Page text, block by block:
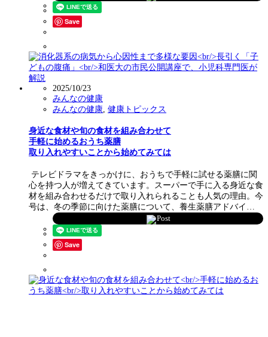
Save
2025/10/23
みんなの健康
みんなの健康 健康トピックス
身近な食材や旬の食材を組み合わせて
手軽に始めるおうち薬膳
取り入れやすいことから始めてみては
テレビドラマをきっかけに、おうちで手軽に試せる薬膳に関
心を持つ人が増えてきています。スーパーで手に入る身近な食
材を組み合わせるだけで取り入れられることも人気の理由。今
号は、冬の季節に向けた薬膳について、養生薬膳アドバイ…
Post
Save